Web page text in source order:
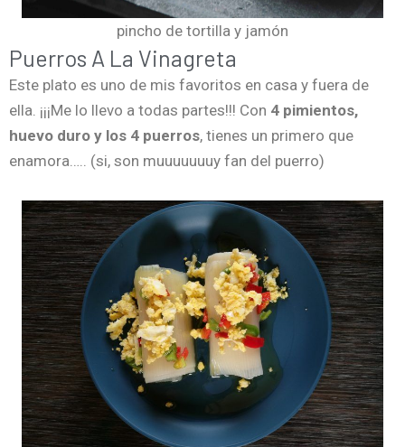
pincho de tortilla y jamón
Puerros A La Vinagreta
Este plato es uno de mis favoritos en casa y fuera de
ella. ¡¡¡Me lo llevo a todas partes!!! Con 4 pimientos,
huevo duro y los 4 puerros, tienes un primero que
enamora….. (si, son muuuuuuuy fan del puerro)